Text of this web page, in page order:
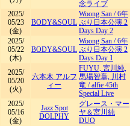
念ライブ
2025/
05/23
(金)
BODY&SOUL
Woong San /6年
ぶり日本公演 2
Days Day 2
2025/
05/22
(木)
BODY&SOUL
Woong San /6年
ぶり日本公演 2
Days Day 1
2025/
05/20
(火)
六本木 アルフ
ィー
FUYU, 宮川純,
馬場智章, 川村
竜 /alfie 45th
Special Live
2025/
05/16
(金)
Jazz Spot
DOLPHY
グレース・マー
ヤ＆宮川純
DUO